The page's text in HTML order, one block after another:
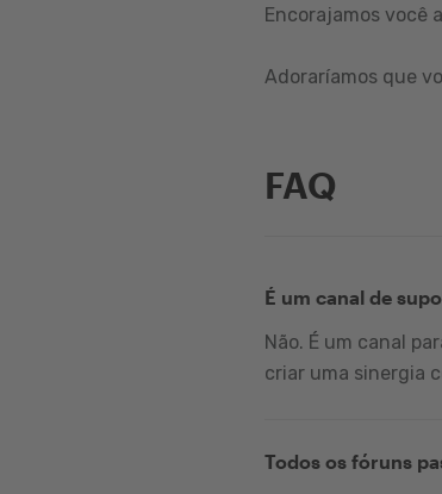
Encorajamos você
Adoraríamos que
FAQ
É um canal de
Não. É um canal
criar uma sinergia
Todos os fóruns